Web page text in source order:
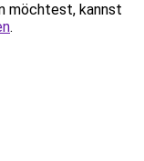
möchtest, kannst
.